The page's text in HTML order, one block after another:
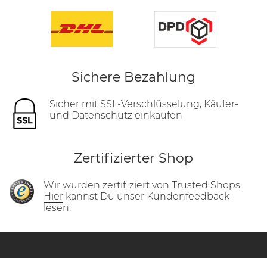
Sichere Bezahlung
Sicher mit SSL-Verschlüsselung, Käufer-
und Datenschutz einkaufen
Zertifizierter Shop
Wir wurden zertifiziert von Trusted Shops.
Hier kannst Du unser Kundenfeedback
lesen.